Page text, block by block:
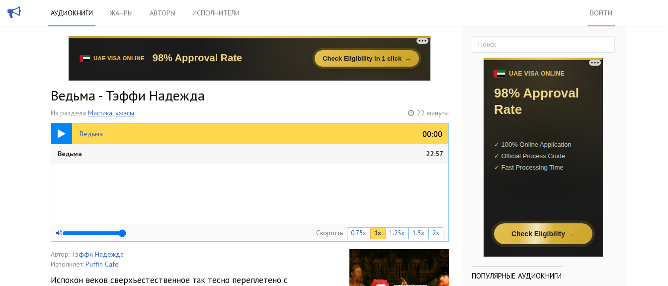
АУДИОКНИГИ ЖАНРЫ АВТОРЫ ИСПОЛНИТЕЛИ ВОЙТИ
Ведьма - Тэффи Надежда
Из раздела Мистика, ужасы 22 минуты
Ведьма 00:00
00:00
22:57
Ведьма 22:57
Скорость 0.75x 1x 1.25x 1.5x 2x
Автор: Тэффи Надежда
Исполняет: Puffin Cafe
Испокон веков сверхъестественное так тесно переплетено с
ПОПУЛЯРНЫЕ АУДИОКНИГИ